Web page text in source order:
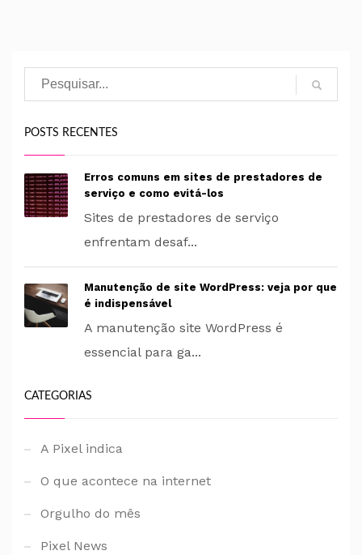
Pesquisar
POSTS RECENTES
Erros comuns em sites de prestadores de
serviço e como evitá-los
Sites de prestadores de serviço
enfrentam desaf...
Manutenção de site WordPress: veja por que
é indispensável
A manutenção site WordPress é
essencial para ga...
CATEGORIAS
A Pixel indica
O que acontece na internet
Orgulho do mês
Pixel News